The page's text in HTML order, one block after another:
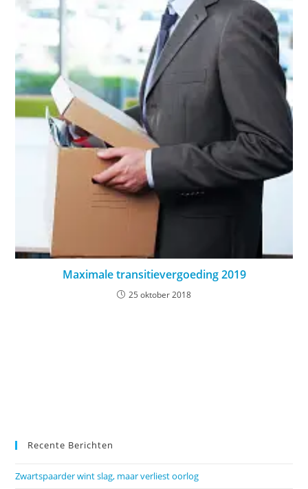
Maximale transitievergoeding 2019
25 oktober 2018
Recente Berichten
Zwartspaarder wint slag, maar verliest oorlog